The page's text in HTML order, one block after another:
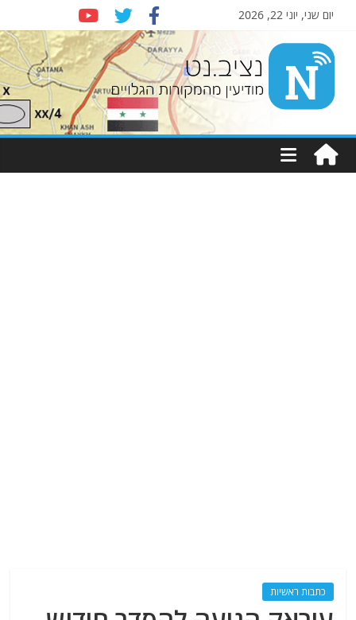
יום שני, יוני 22, 2026
Nziv.net
מודיעין
מהמקורות
כתבות ראשיות